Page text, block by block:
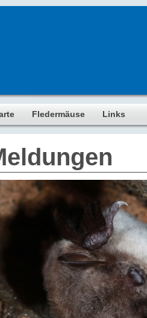
Fledermäuse Links